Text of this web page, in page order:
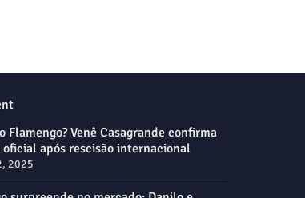
Flamengo? Venê Casagrande confirma
após rescisão internacional
2025